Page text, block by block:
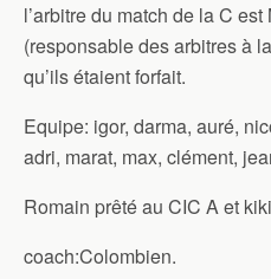
l’arbitre du match de la C
(responsable des arbitres à
qu’ils étaient forfait.
Equipe: igor, darma, auré,
adri, marat, max, clément,
Romain prêté au CIC A et
coach:Colombien.